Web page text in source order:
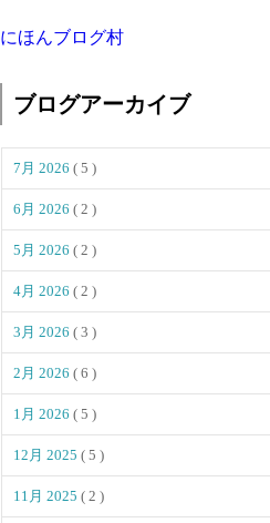
にほんブログ村
ブログアーカイブ
7月 2026 ( 5 )
6月 2026 ( 2 )
5月 2026 ( 2 )
4月 2026 ( 2 )
3月 2026 ( 3 )
2月 2026 ( 6 )
1月 2026 ( 5 )
12月 2025 ( 5 )
11月 2025 ( 2 )